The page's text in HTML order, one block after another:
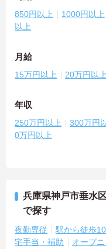
850円以上 1000円以上
以上
月給
15万円以上 20万円以上
年収
250万円以上 300万円
0万円以上
兵庫県神戸市垂水
で探す
夜勤専従 駅から徒歩
宅手当・補助
オープ